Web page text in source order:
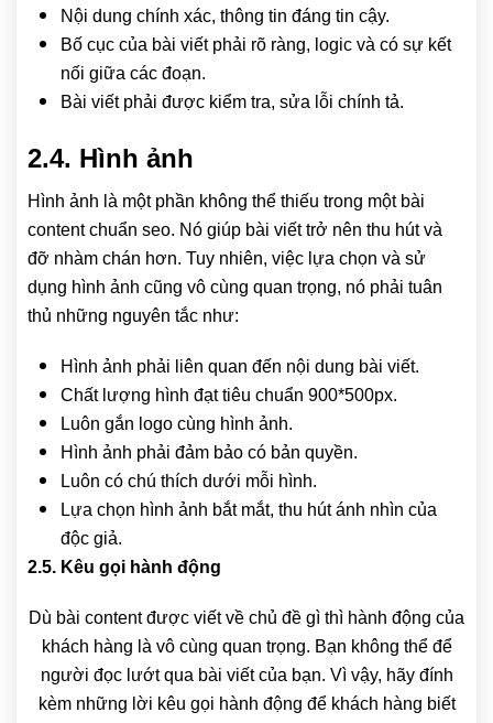
Nội dung chính xác, thông tin đáng tin cậy.
Bố cục của bài viết phải rõ ràng, logic và có sự kết
nối giữa các đoạn.
Bài viết phải được kiểm tra, sửa lỗi chính tả.
2.4. Hình ảnh
Hình ảnh là một phần không thể thiếu trong một bài
content chuẩn seo. Nó giúp bài viết trở nên thu hút và
đỡ nhàm chán hơn. Tuy nhiên, việc lựa chọn và sử
dụng hình ảnh cũng vô cùng quan trọng, nó phải tuân
thủ những nguyên tắc như:
Hình ảnh phải liên quan đến nội dung bài viết.
Chất lượng hình đạt tiêu chuẩn 900*500px.
Luôn gắn logo cùng hình ảnh.
Hình ảnh phải đảm bảo có bản quyền.
Luôn có chú thích dưới mỗi hình.
Lựa chọn hình ảnh bắt mắt, thu hút ánh nhìn của
độc giả.
2.5. Kêu gọi hành động
Dù bài content được viết về chủ đề gì thì hành động của
khách hàng là vô cùng quan trọng. Bạn không thể để
người đọc lướt qua bài viết của bạn. Vì vậy, hãy đính
kèm những lời kêu gọi hành động để khách hàng biết